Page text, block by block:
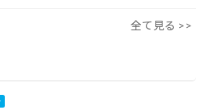
全て見る >>